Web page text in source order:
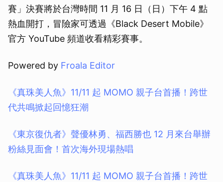
賽」決賽將於台灣時間 11 月 16 日（日）下午 4 點
熱血開打，冒險家可透過《Black Desert Mobile》
官方 YouTube 頻道收看精彩賽事。
Powered by Froala Editor
《真珠美人魚》11/11 起 MOMO 親子台首播！跨世
代共鳴掀起回憶狂潮
《東京復仇者》聲優林勇、福西勝也 12 月來台舉辦
粉絲見面會！首次海外現場熱唱
《真珠美人魚》11/11 起 MOMO 親子台首播！跨世
取消